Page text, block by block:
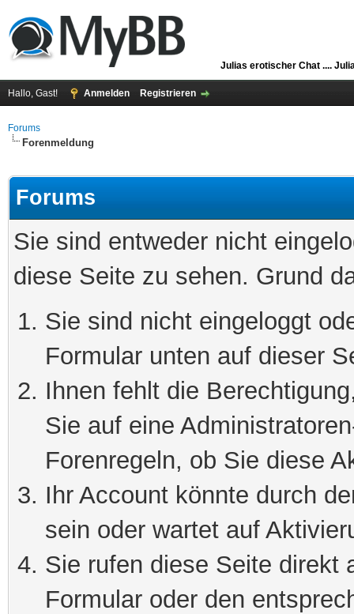
Julias erotischer Chat ....
Hallo, Gast! Anmelden Registrieren
Forums
Forenmeldung
Forums
Sie sind entweder nicht
diese Seite zu sehen. Grund
Sie sind nicht eingeloggt
Formular unten auf dieser
Ihnen fehlt die
Sie auf eine
Forenregeln, ob Sie diese
Ihr Account könnte durch
sein oder wartet auf
Sie rufen diese Seite direkt
Formular oder den